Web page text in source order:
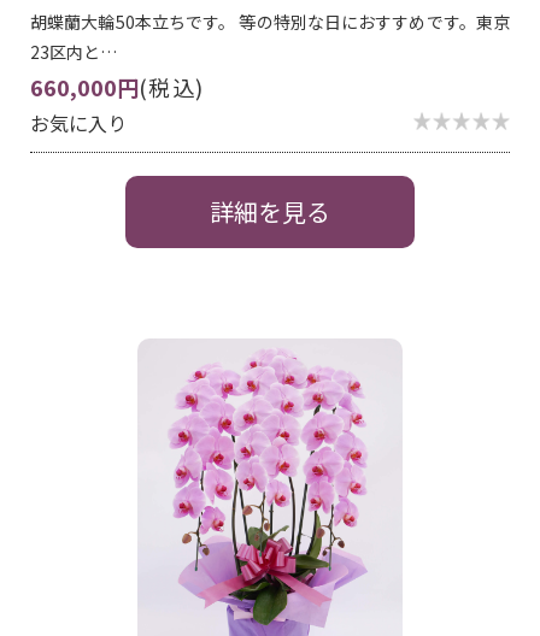
胡蝶蘭大輪50本立ちです。 等の特別な日におすすめです。東京
23区内と…
660,000円(税込)
お気に入り
詳細を見る